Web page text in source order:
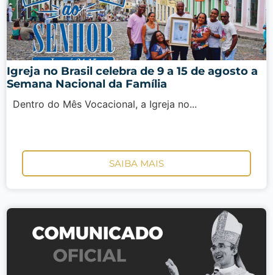
Igreja no Brasil celebra de 9 a 15 de agosto a
Semana Nacional da Família
Dentro do Mês Vocacional, a Igreja no...
SAIBA MAIS